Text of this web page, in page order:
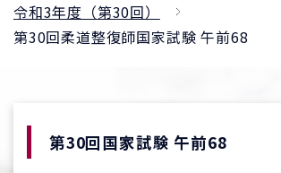
令和3年度（第30回）
第30回柔道整復師国家試験 午前68
第30回国家試験 午前68